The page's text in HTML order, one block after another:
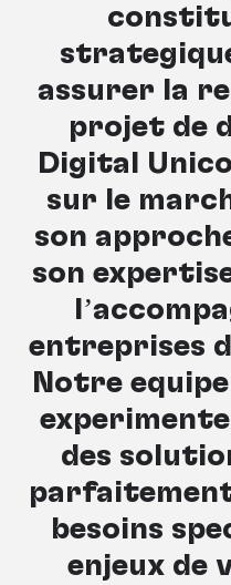
assurer la
projet de
Digital
sur le
son
son
entreprises
Notre
des
besoins
enjeux de